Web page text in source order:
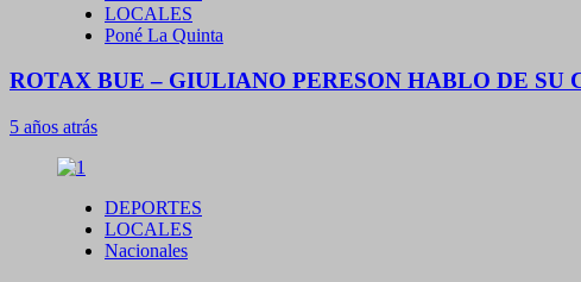
LOCALES
Poné La Quinta
ROTAX BUE – GIULIANO PERESON HABLO DE
5 años atrás
DEPORTES
LOCALES
Nacionales